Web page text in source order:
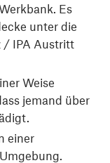
Es
unter die
/ IPA Austritt
Weise
jemand über
einer